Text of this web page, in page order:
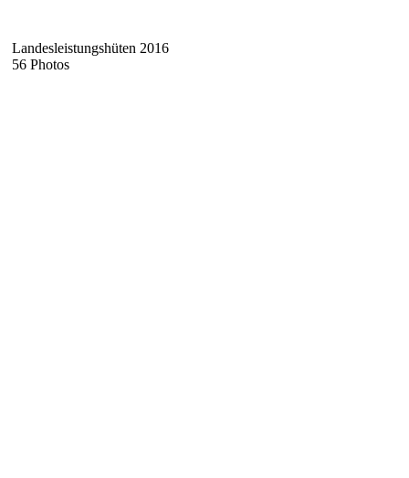
Landesleistungshüten 2016
56 Photos